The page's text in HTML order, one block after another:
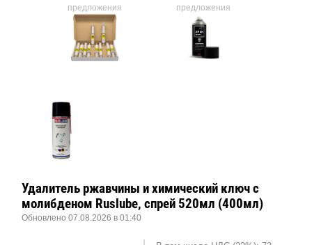
предложения
предложения
Удалитель ржавчины и химический ключ с
молибденом Ruslube, спрей 520мл (400мл)
Обновлено 07.08.2026 в 01:40